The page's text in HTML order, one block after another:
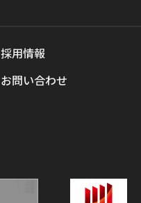
採用情報
お問い合わせ